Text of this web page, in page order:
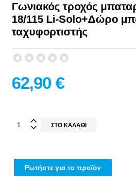
Γωνιακός τροχός
18/115 Li-Solo+Δώρο
ταχυφορτιστής
62,90 €
Ρωτήστε για το προϊόν